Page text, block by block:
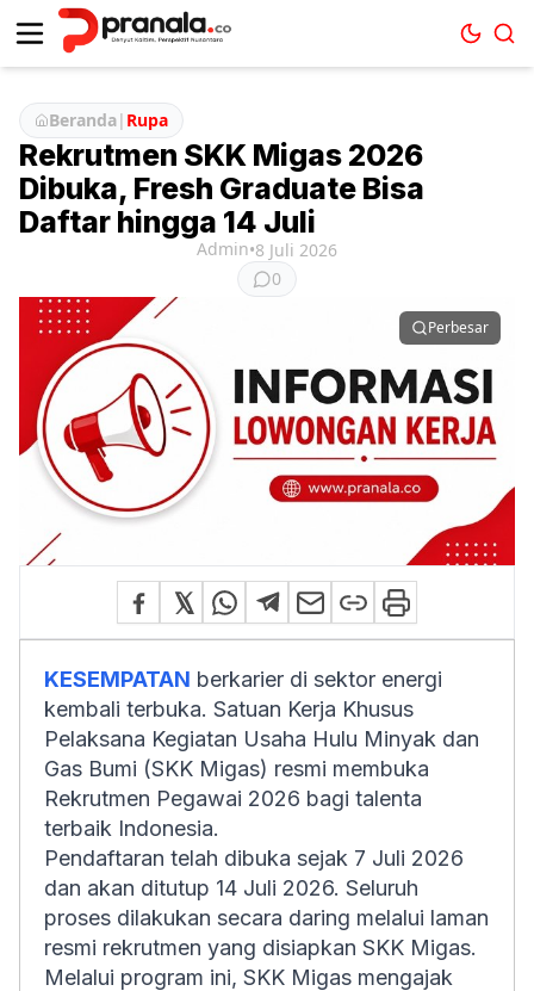
Beranda| Rupa
Rekrutmen SKK Migas 2026
Dibuka, Fresh Graduate Bisa
Daftar hingga 14 Juli
Admin•8 Juli 2026
0
Perbesar
KESEMPATAN berkarier di sektor energi
kembali terbuka. Satuan Kerja Khusus
Pelaksana Kegiatan Usaha Hulu Minyak dan
Gas Bumi (SKK Migas) resmi membuka
Rekrutmen Pegawai 2026 bagi talenta
terbaik Indonesia.
Pendaftaran telah dibuka sejak 7 Juli 2026
dan akan ditutup 14 Juli 2026. Seluruh
proses dilakukan secara daring melalui laman
resmi rekrutmen yang disiapkan SKK Migas.
Melalui program ini, SKK Migas mengajak